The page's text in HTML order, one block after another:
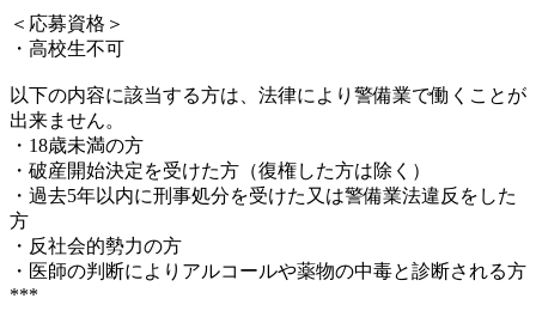
＜応募資格＞
・高校生不可
以下の内容に該当する方は、法律により警備業で働くことが
出来ません。
・18歳未満の方
・破産開始決定を受けた方（復権した方は除く）
・過去5年以内に刑事処分を受けた又は警備業法違反をした
方
・反社会的勢力の方
・医師の判断によりアルコールや薬物の中毒と診断される方
***